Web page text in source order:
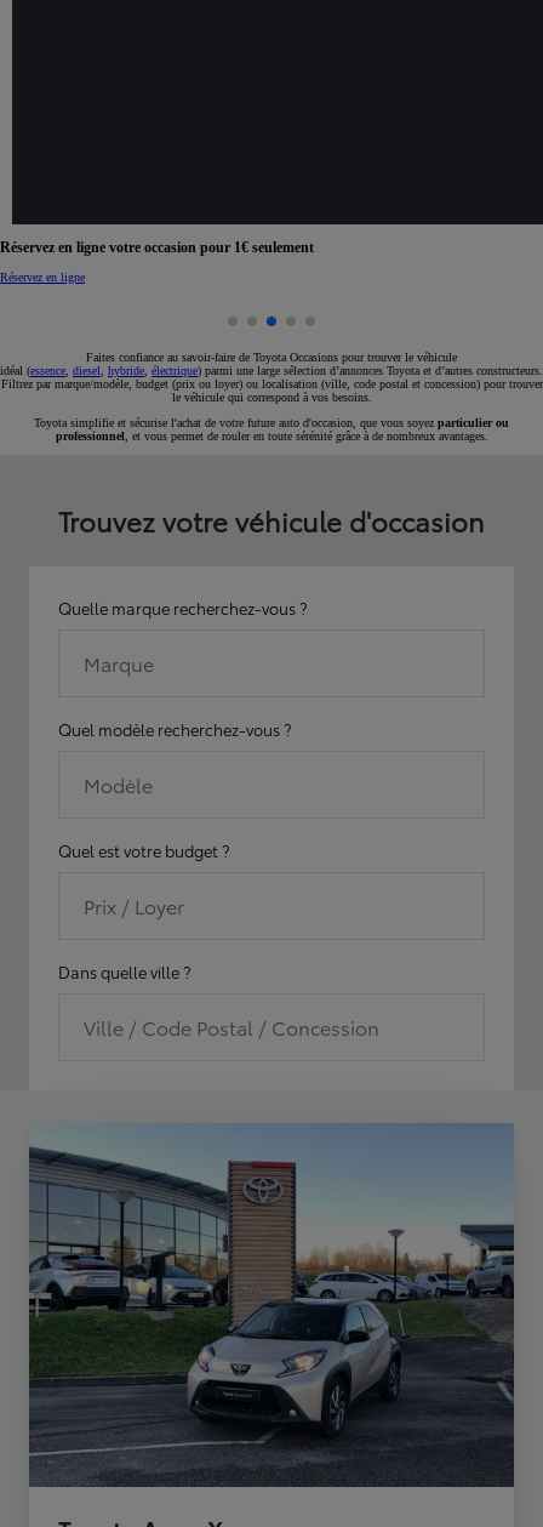
Réservez en ligne votre occasion pour 1€ seulement
Réservez en ligne
Faites confiance au savoir-faire de Toyota Occasions pour trouver le véhicule
idéal (essence diesel hybride électrique) parmi une large sélection d’annonces Toyota et d’autres constructeurs.
Filtrez par marque/modèle, budget (prix ou loyer) ou localisation (ville, code postal et concession) pour trouver
le véhicule qui correspond à vos besoins.
Toyota simplifie et sécurise l'achat de votre future auto d'occasion, que vous soyez particulier ou
professionnel , et vous permet de rouler en toute sérénité grâce à de nombreux avantages.
Trouvez votre véhicule d'occasion
Quelle marque recherchez-vous ?
Marque
Quel modèle recherchez-vous ?
Modèle
Quel est votre budget ?
Prix / Loyer
Dans quelle ville ?
Ville / Code Postal / Concession